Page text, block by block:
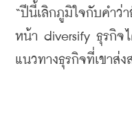
“ปีนี้เลิกภูมิใจกับคำว่
หน้า diversify ธุรกิจ
แนวทางธุรกิจที่เขาส่